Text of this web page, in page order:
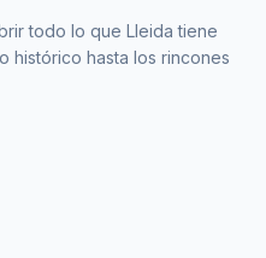
todo lo que Lleida tiene
histórico hasta los rincones